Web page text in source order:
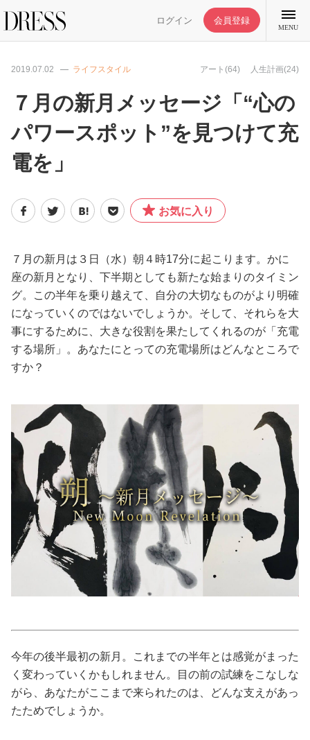
ログイン 会員登録
MENU
特集記事
DRESS部活
ライフスタイル
ファッション
恋愛/結婚/離婚
美容/健康
妊娠/出産/家族
ココロ/カラダ
グルメ
トラベル
カルチャー/エンタメ
性と愛
ゲーム
2019.07.02 ライフスタイル アート(64) 人生計画(24)
７月の新月メッセージ「“心の
パワースポット”を見つけて充
電を」
お気に入り
７月の新月は３日（水）朝４時17分に起こります。かに
座の新月となり、下半期としても新たな始まりのタイミン
グ。この半年を乗り越えて、自分の大切なものがより明確
になっていくのではないでしょうか。そして、それらを大
事にするために、大きな役割を果たしてくれるのが「充電
する場所」。あなたにとっての充電場所はどんなところで
すか？
今年の後半最初の新月。これまでの半年とは感覚がまった
く変わっていくかもしれません。目の前の試練をこなしな
がら、あなたがここまで来られたのは、どんな支えがあっ
たためでしょうか。